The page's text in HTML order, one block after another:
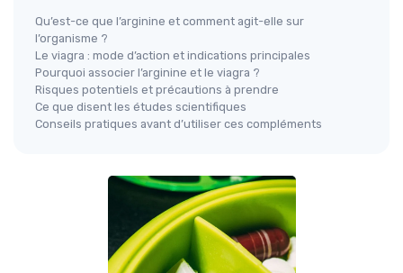
Qu’est-ce que l’arginine et comment agit-elle sur
l’organisme ?
Le viagra : mode d’action et indications principales
Pourquoi associer l’arginine et le viagra ?
Risques potentiels et précautions à prendre
Ce que disent les études scientifiques
Conseils pratiques avant d’utiliser ces compléments